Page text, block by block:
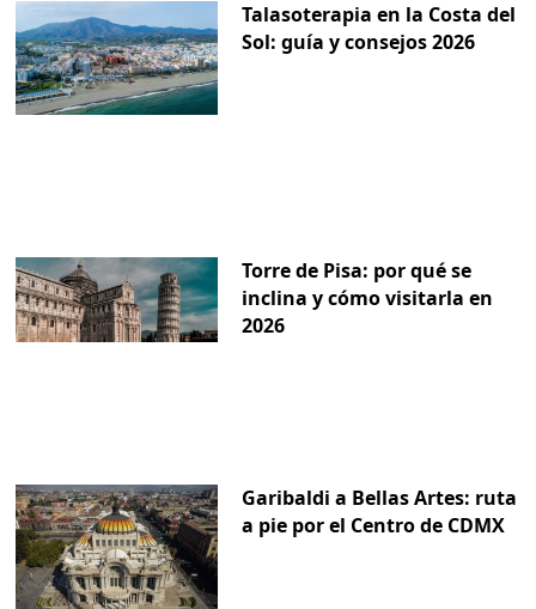
Talasoterapia en la Costa del
Sol: guía y consejos 2026
Torre de Pisa: por qué se
inclina y cómo visitarla en
2026
Garibaldi a Bellas Artes: ruta
a pie por el Centro de CDMX